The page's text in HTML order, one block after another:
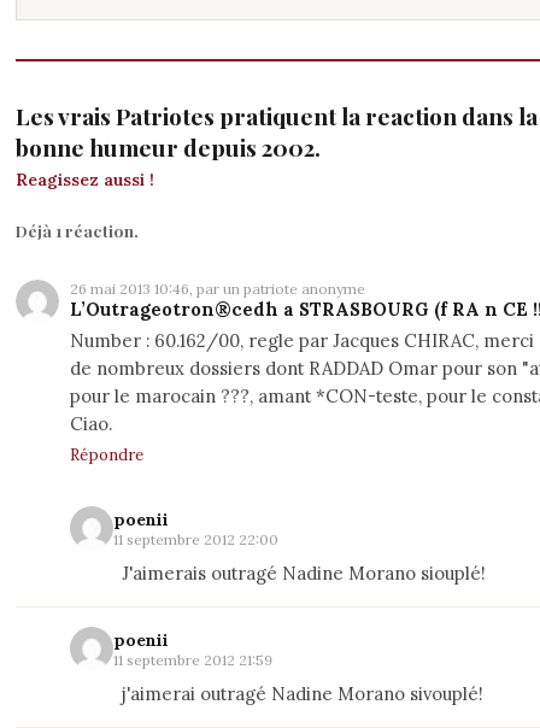
Les vrais Patriotes pratiquent la reaction dans
bonne humeur depuis 2002.
Reagissez aussi !
Déjà 1 réaction.
26 mai 2013 10:46, par un patriote anonyme
L’Outrageotron®cedh a STRASBOURG (f RA n CE
Number : 60.162/00, regle par Jacques CHIRAC,
de nombreux dossiers dont RADDAD Omar pour son
pour le marocain ???, amant *CON-teste, pour le
Ciao.
Répondre
poenii
11 septembre 2012 22:00
J'aimerais outragé Nadine Morano siouplé!
poenii
11 septembre 2012 21:59
j'aimerai outragé Nadine Morano sivouplé!